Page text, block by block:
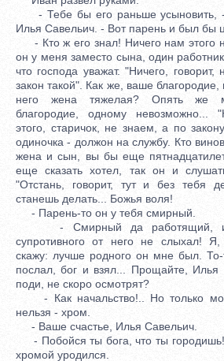
- Тебе бы его раньше усыновить, -
Илья Савельич. - Вот парень и был бы
- Кто ж его знал! Ничего нам этого
он у меня заместо сына, один
что господа уважат. "Ничего,
закон такой". Как же, ваше благородие,
него жена тяжелая? Опять же
благородие, одному невозможно...
этого, старичок, не знаем, а по
одиночка - должон на службу. Кто
жена и сын, вы бы еще
еще сказать хотел, так он и
"Отстань, говорит, тут и без тебя
станешь делать... Божья воля!
- Парень-то он у тебя смирный.
- Смирный да работящий, и
супротивного от него не слыхал!
скажу: лучше родного он мне был.
послал, бог и взял... Прощайте, Илья
поди, не скоро осмотрят?
- Как начальство!.. Но только
нельзя - хром.
- Ваше счастье, Илья Савельич.
- Побойся ты бога, что ты городишь!
хромой уродился.